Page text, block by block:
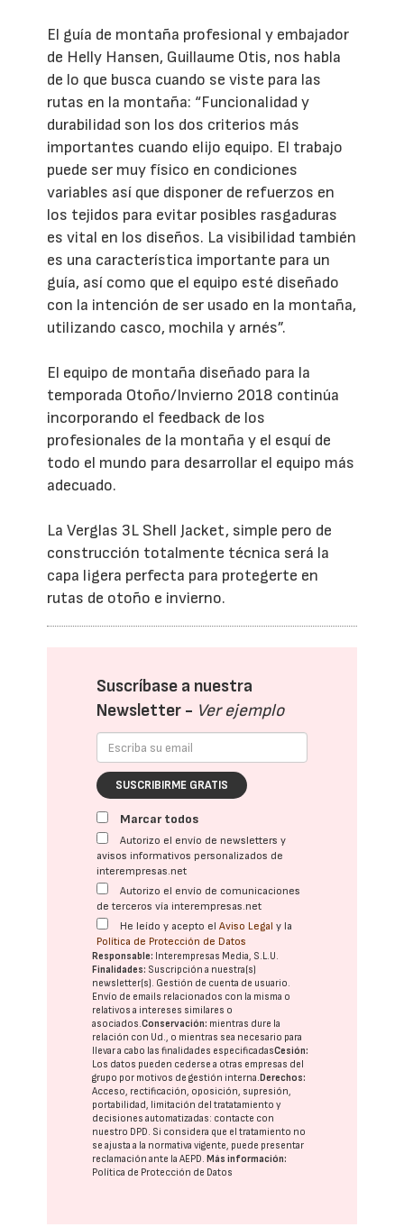
El guía de montaña profesional y embajador
de Helly Hansen, Guillaume Otis, nos habla
de lo que busca cuando se viste para las
rutas en la montaña: “Funcionalidad y
durabilidad son los dos criterios más
importantes cuando elijo equipo. El trabajo
puede ser muy físico en condiciones
variables así que disponer de refuerzos en
los tejidos para evitar posibles rasgaduras
es vital en los diseños. La visibilidad también
es una característica importante para un
guía, así como que el equipo esté diseñado
con la intención de ser usado en la montaña,
utilizando casco, mochila y arnés”.
El equipo de montaña diseñado para la
temporada Otoño/Invierno 2018 continúa
incorporando el feedback de los
profesionales de la montaña y el esquí de
todo el mundo para desarrollar el equipo más
adecuado.
La Verglas 3L Shell Jacket, simple pero de
construcción totalmente técnica será la
capa ligera perfecta para protegerte en
rutas de otoño e invierno.
Suscríbase a nuestra
Newsletter - Ver ejemplo
SUSCRIBIRME GRATIS
Marcar todos
Autorizo el envío de newsletters y
avisos informativos personalizados de
interempresas.net
Autorizo el envío de comunicaciones
de terceros vía interempresas.net
He leído y acepto elAviso Legal y la
Política de Protección de Datos
Responsable: Interempresas Media, S.L.U.
Finalidades: Suscripción a nuestra(s)
newsletter(s). Gestión de cuenta de usuario.
Envío de emails relacionados con la misma o
relativos a intereses similares o
asociados.Conservación: mientras dure la
relación con Ud., o mientras sea necesario para
llevar a cabo las finalidades especificadasCesión:
Los datos pueden cederse a otras empresas del
grupo por motivos de gestión interna.Derechos:
Acceso, rectificación, oposición, supresión,
portabilidad, limitación del tratatamiento y
decisiones automatizadas: contacte con
nuestro DPD. Si considera que el tratamiento no
se ajusta a la normativa vigente, puede presentar
reclamación ante laAEPD.Más información:
Política de Protección de Datos